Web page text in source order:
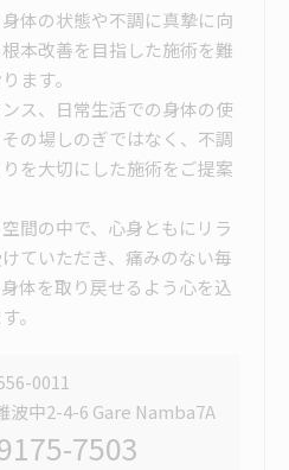
体の状態や不調に真摯に向
本改善を目指した施術を難
ます。
ス、日常生活での身体の使
の場しのぎではなく、不調
を大切にした施術をご提案
間の中で、心身ともにリラ
ていただき、痛みのない毎
体を取り戻せるよう心を込
。
0011
波中2-4-6 Gare Namba7A
7503